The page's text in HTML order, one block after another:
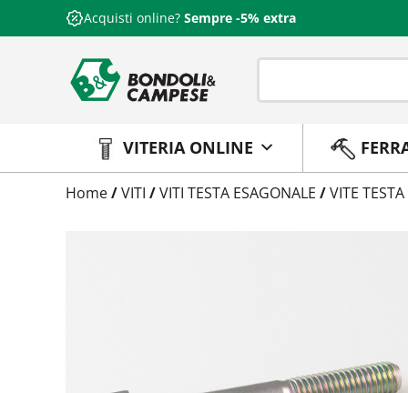
Acquisti online? Sempre -5% extra
VITERIA ONLINE
TrattamentoHome/VITI /VITI TESTA ESAGONALE /VITE